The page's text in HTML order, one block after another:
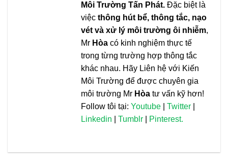
Môi Trường Tấn Phát. Đặc biệt là
việc thông hút bể, thông tắc, nạo
vét và xử lý môi trường ôi nhiễm,
Mr Hòa có kinh nghiệm thực tế
trong từng trường hợp thông tắc
khác nhau. Hãy Liên hệ với Kiến
Môi Trường để được chuyên gia
môi trường Mr Hòa tư vấn kỹ hơn!
Follow tôi tại: Youtube Twitter
Linkedin
Tumblr Pinterest.